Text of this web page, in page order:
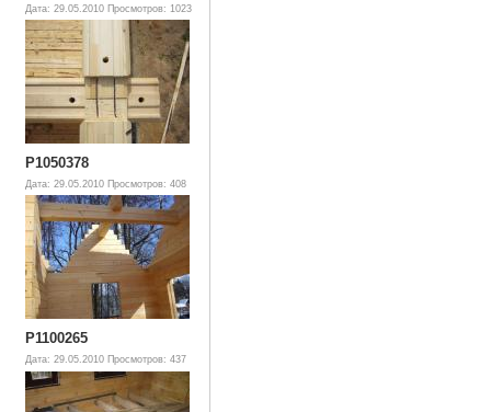
Дата: 29.05.2010 Просмотров: 1023
P1050378
Дата: 29.05.2010 Просмотров: 408
P1100265
Дата: 29.05.2010 Просмотров: 437